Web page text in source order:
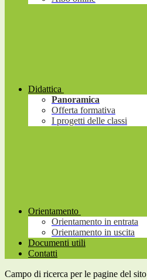
Didattica
Panoramica
Offerta formativa
I progetti delle classi
Orientamento
Orientamento in entrata
Orientamento in uscita
Documenti utili
Contatti
Campo di ricerca per le pagine del sito